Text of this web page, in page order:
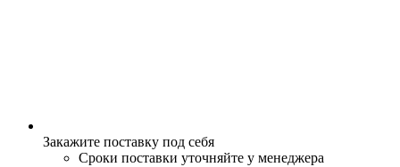
Закажите поставку под себя
Сроки поставки уточняйте у менеджера